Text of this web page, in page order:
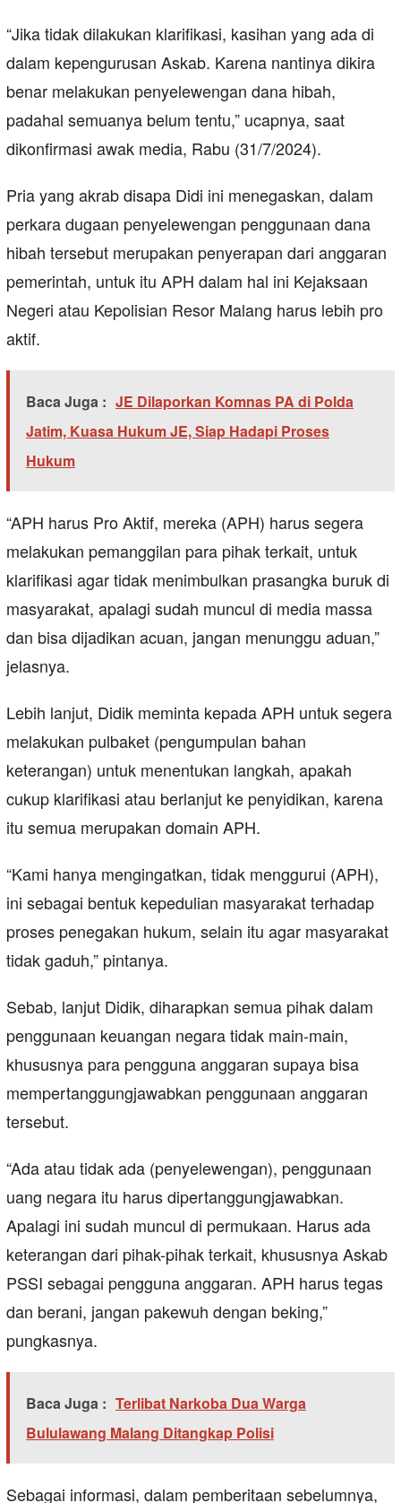
“Jika tidak dilakukan klarifikasi, kasihan yang ada di
dalam kepengurusan Askab. Karena nantinya dikira
benar melakukan penyelewengan dana hibah,
padahal semuanya belum tentu,” ucapnya, saat
dikonfirmasi awak media, Rabu (31/7/2024).
Pria yang akrab disapa Didi ini menegaskan, dalam
perkara dugaan penyelewengan penggunaan dana
hibah tersebut merupakan penyerapan dari anggaran
pemerintah, untuk itu APH dalam hal ini Kejaksaan
Negeri atau Kepolisian Resor Malang harus lebih pro
aktif.
Baca Juga : JE Dilaporkan Komnas PA di Polda
Jatim, Kuasa Hukum JE, Siap Hadapi Proses
Hukum
“APH harus Pro Aktif, mereka (APH) harus segera
melakukan pemanggilan para pihak terkait, untuk
klarifikasi agar tidak menimbulkan prasangka buruk di
masyarakat, apalagi sudah muncul di media massa
dan bisa dijadikan acuan, jangan menunggu aduan,”
jelasnya.
Lebih lanjut, Didik meminta kepada APH untuk segera
melakukan pulbaket (pengumpulan bahan
keterangan) untuk menentukan langkah, apakah
cukup klarifikasi atau berlanjut ke penyidikan, karena
itu semua merupakan domain APH.
“Kami hanya mengingatkan, tidak menggurui (APH),
ini sebagai bentuk kepedulian masyarakat terhadap
proses penegakan hukum, selain itu agar masyarakat
tidak gaduh,” pintanya.
Sebab, lanjut Didik, diharapkan semua pihak dalam
penggunaan keuangan negara tidak main-main,
khususnya para pengguna anggaran supaya bisa
mempertanggungjawabkan penggunaan anggaran
tersebut.
“Ada atau tidak ada (penyelewengan), penggunaan
uang negara itu harus dipertanggungjawabkan.
Apalagi ini sudah muncul di permukaan. Harus ada
keterangan dari pihak-pihak terkait, khususnya Askab
PSSI sebagai pengguna anggaran. APH harus tegas
dan berani, jangan pakewuh dengan beking,”
pungkasnya.
Baca Juga : Terlibat Narkoba Dua Warga
Bululawang Malang Ditangkap Polisi
Sebagai informasi, dalam pemberitaan sebelumnya,